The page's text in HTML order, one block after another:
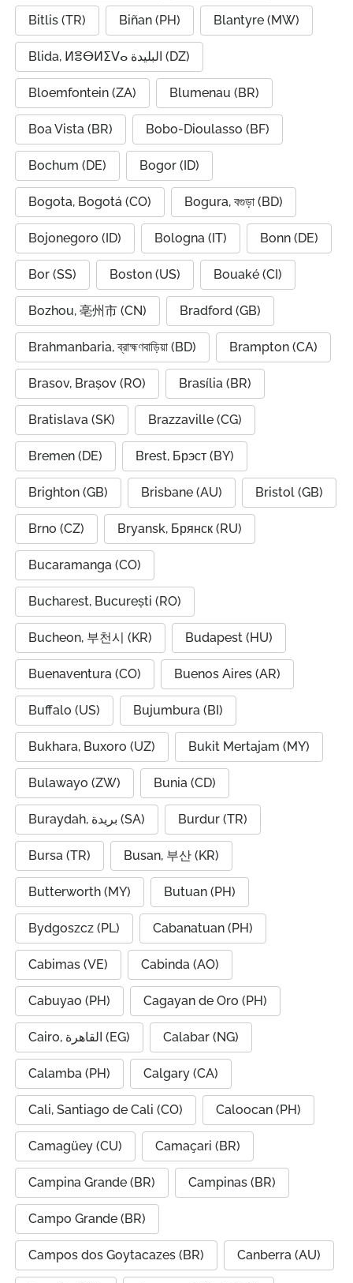
Bitlis (TR) Biñan (PH) Blantyre (MW)
Blida, ⵍⴻⴱⵍⵉⴸⴰ البليدة (DZ)
Bloemfontein (ZA) Blumenau (BR)
Boa Vista (BR) Bobo-Dioulasso (BF)
Bochum (DE) Bogor (ID)
Bogota, Bogotá (CO) Bogura, বগুড়া (BD)
Bojonegoro (ID) Bologna (IT) Bonn (DE)
Bor (SS) Boston (US) Bouaké (CI)
Bozhou, 亳州市 (CN) Bradford (GB)
Brahmanbaria, ব্রাহ্মণবাড়িয়া (BD) Brampton (CA)
Brasov, Brașov (RO) Brasília (BR)
Bratislava (SK) Brazzaville (CG)
Bremen (DE) Brest, Брэст (BY)
Brighton (GB) Brisbane (AU) Bristol (GB)
Brno (CZ) Bryansk, Брянск (RU)
Bucaramanga (CO)
Bucharest, București (RO)
Bucheon, 부천시 (KR) Budapest (HU)
Buenaventura (CO) Buenos Aires (AR)
Buffalo (US) Bujumbura (BI)
Bukhara, Buxoro (UZ) Bukit Mertajam (MY)
Bulawayo (ZW) Bunia (CD)
Buraydah, بريدة (SA) Burdur (TR)
Bursa (TR) Busan, 부산 (KR)
Butterworth (MY) Butuan (PH)
Bydgoszcz (PL) Cabanatuan (PH)
Cabimas (VE) Cabinda (AO)
Cabuyao (PH) Cagayan de Oro (PH)
Cairo, القاهرة (EG) Calabar (NG)
Calamba (PH) Calgary (CA)
Cali, Santiago de Cali (CO) Caloocan (PH)
Camagüey (CU) Camaçari (BR)
Campina Grande (BR) Campinas (BR)
Campo Grande (BR)
Campos dos Goytacazes (BR) Canberra (AU)